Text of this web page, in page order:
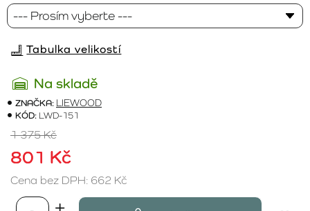
Na skladě
ZNAČKA: LIEWOOD
KÓD: LWD-151
801 Kč
1 375 Kč
Cena bez DPH: 662 Kč
Tabulka velikostí